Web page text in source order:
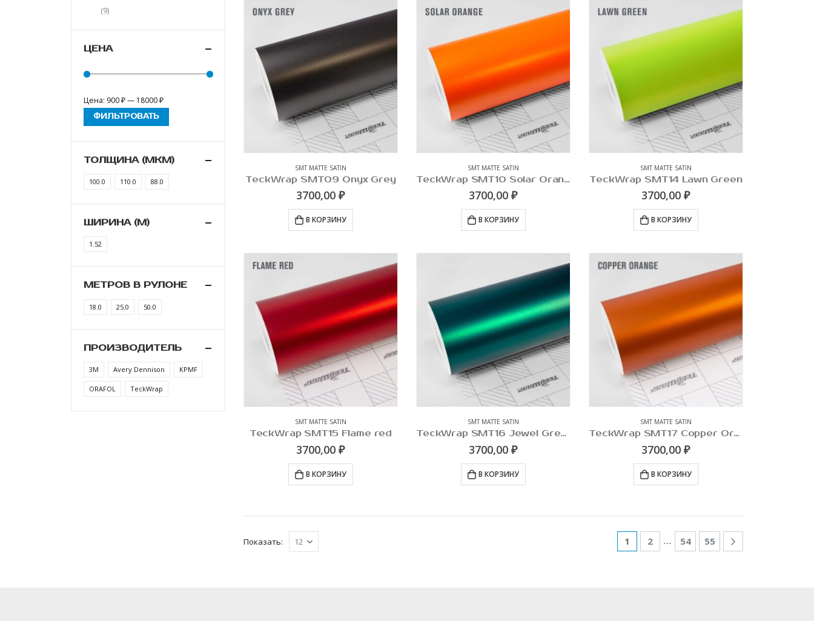
SMT MATTE SATIN
TeckWrap SMT09 Onyx Grey
3700,00₽
В КОРЗИНУ
SMT MATTE SATIN
TeckWrap SMT10 Solar Orange
3700,00₽
В КОРЗИНУ
SMT MATTE SATIN
TeckWrap SMT14 Lawn Green
3700,00₽
В КОРЗИНУ
SMT MATTE SATIN
TeckWrap SMT15 Flame red
3700,00₽
В КОРЗИНУ
SMT MATTE SATIN
TeckWrap SMT16 Jewel Green
3700,00₽
В КОРЗИНУ
SMT MATTE SATIN
TeckWrap SMT17 Copper Orange
3700,00₽
В КОРЗИНУ
Показать: 1 2 … 54 55
(9)
ЦЕНА
ФИЛЬТРОВАТЬ
Цена: 900 ₽— 18000 ₽
ТОЛЩИНА (МКМ)
100.0 110.0 88.0
ШИРИНА (М)
1.52
МЕТРОВ В РУЛОНЕ
18.0 25.0 50.0
ПРОИЗВОДИТЕЛЬ
3M Avery Dennison KPMF
ORAFOL TeckWrap